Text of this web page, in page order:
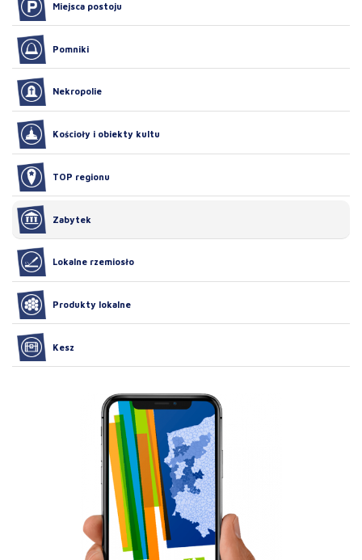
Miejsca postoju
Pomniki
Nekropolie
Kościoły i obiekty kultu
TOP regionu
Zabytek
Lokalne rzemiosło
Produkty lokalne
Kesz